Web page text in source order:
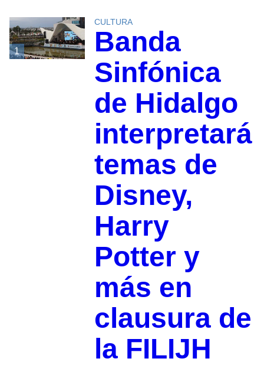
1
CULTURA
Banda
Sinfónica
de Hidalgo
interpretará
temas de
Disney,
Harry
Potter y
más en
clausura de
la FILIJH